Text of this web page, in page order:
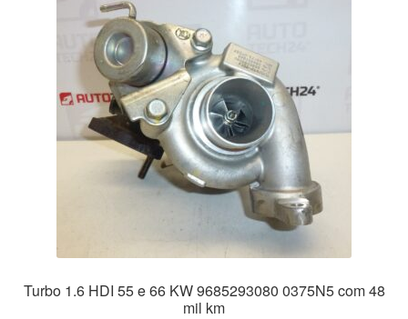
Turbo 1.6 HDI 55 e 66 KW 9685293080 0375N5 com 48
mil km